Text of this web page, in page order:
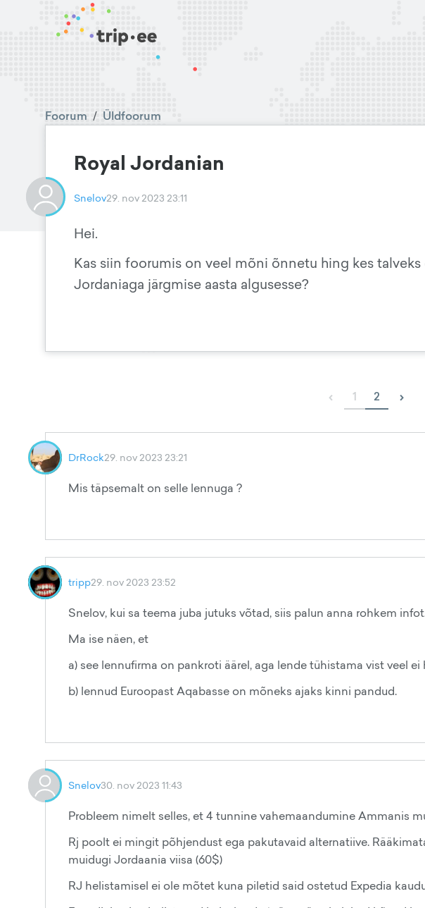
Foorum / Üldfoorum
Royal Jordanian
Snelov29. nov 2023 23:11
Hei.
Kas siin foorumis on veel mõni õnnetu hing kes
Jordaniaga järgmise aasta algusesse?
‹ 1 2 ›
DrRock29. nov 2023 23:21
Mis täpsemalt on selle lennuga ?
tripp29. nov 2023 23:52
Snelov, kui sa teema juba jutuks võtad, siis palun anna rohkem
Ma ise näen, et
a) see lennufirma on pankroti äärel, aga lende tühistama vist veel ei
b) lennud Euroopast Aqabasse on mõneks ajaks kinni pandud.
Snelov30. nov 2023 11:43
Probleem nimelt selles, et 4 tunnine vahemaandumine Ammanis
Rj poolt ei mingit põhjendust ega pakutavaid alternatiive.
muidugi Jordaania viisa (60$)
RJ helistamisel ei ole mõtet kuna piletid said ostetud Expedia